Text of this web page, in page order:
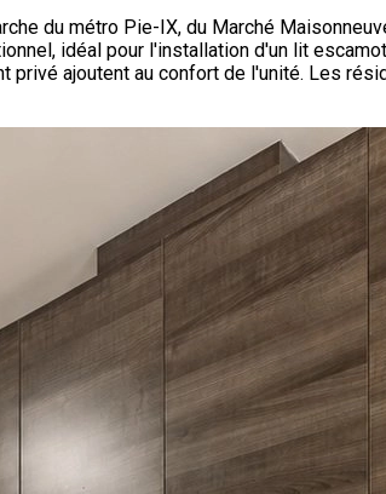
du métro Pie-IX, du Marché
idéal pour l'installation d'un lit
privé ajoutent au confort de l'unité. Les